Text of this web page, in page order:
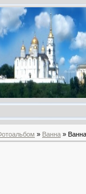
» Ванна » Ванна